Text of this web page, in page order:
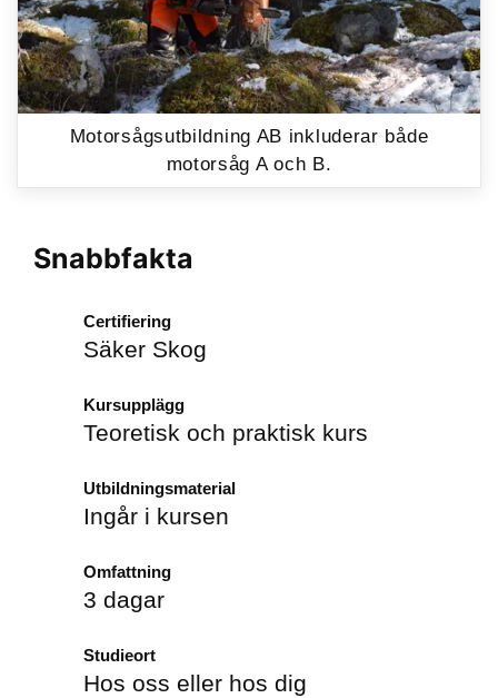
Motorsågsutbildning AB inkluderar både
motorsåg A och B.
Snabbfakta
Certifiering
Säker Skog
Kursupplägg
Teoretisk och praktisk kurs
Utbildningsmaterial
Ingår i kursen
Omfattning
3 dagar
Studieort
Hos oss eller hos dig